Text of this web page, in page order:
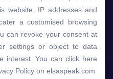
Free Premium
website, IP addresses and
a customised browsing
can revoke your consent at
settings or object to data
interest. You can click here
Policy on elsaspeak.com
website, IP addresses and
a customised browsing
can revoke your consent at
settings or object to data
interest. You can click here
Policy on elsaspeak.com